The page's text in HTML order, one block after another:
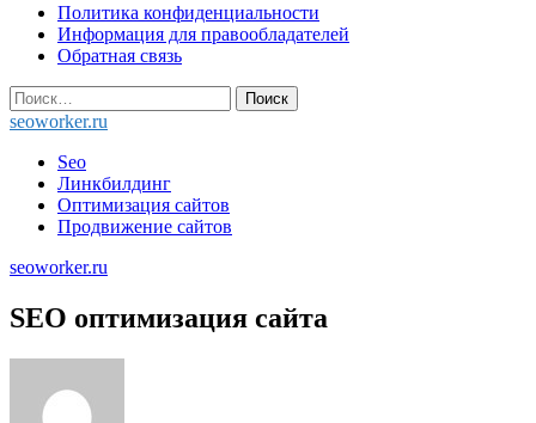
Skip
content
Политика конфиденциальности
Информация для правообладателей
Обратная связь
Найти:
seoworker.ru
Seo
Линкбилдинг
Оптимизация сайтов
Продвижение сайтов
seoworker.ru
SEO оптимизация сайта